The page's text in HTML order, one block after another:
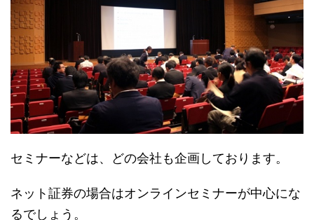
セミナーなどは、どの会社も企画しております。
ネット証券の場合はオンラインセミナーが中心にな
るでしょう。